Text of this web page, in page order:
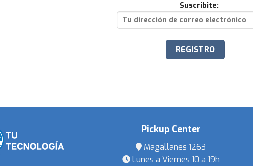
Suscribite:
Pickup Center
Magallanes 1263
Lunes a Viernes 10 a 19h